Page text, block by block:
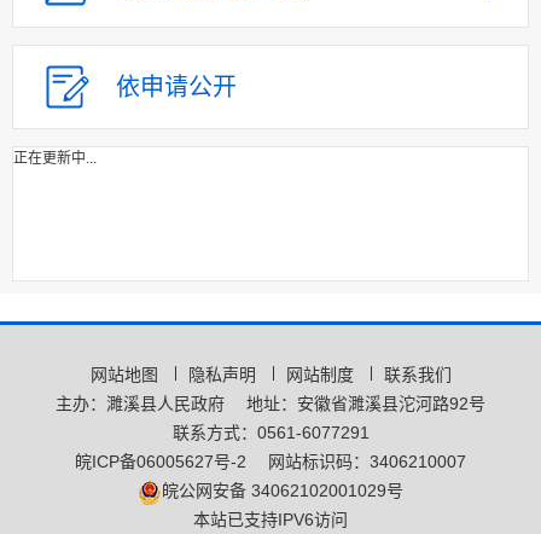
依申请公开
正在更新中...
网站地图 隐私声明 网站制度
联系我们
主办：濉溪县人民政府
地址：安徽省濉溪县沱河路92号
联系方式：0561-6077291
皖ICP备06005627号-2
网站标识码：3406210007
皖公网安备 34062102001029号
本站已支持IPV6访问